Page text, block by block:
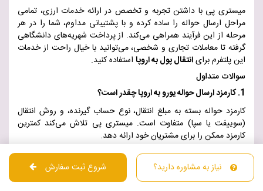
نیاز به مشاوره دارید؟ شروع ثبت سفارش
میستری پی با داشتن تجربه و تخصص در ارائه خدمات ارزی، تمامی
مراحل ارسال حواله را ساده کرده و با پشتیبانی مداوم، شما را در هر
مرحله از این فرآیند همراهی می‌کند. از پرداخت شهریه‌های دانشگاهی
گرفته تا معاملات تجاری و شخصی، می‌توانید با خیال راحت از خدمات
این پلتفرم برایانتقال پول به اروپا استفاده کنید.
سوالات متداول
1. کارمزد ارسال حواله یورو به اروپا چقدر است؟
کارمزد حواله بسته به مبلغ انتقال، نوع حساب گیرنده، و روش انتقال
(سوییفت یا سپا) متفاوت است. میستری پی تلاش می‌کند کمترین
کارمزد ممکن را برای مشتریان خود ارائه دهد.
2. مدت زمان دریافت حواله یورو به اروپا چقدر طول می‌کشد؟
زمان انتقال معمولاً بین 1 تا 5 روز کاری است. استفاده از سیستم سپا
برای انتقال به کشورهای اروپایی معمولاً سریع‌تر (1 تا 2 روز) و ارزان‌تر